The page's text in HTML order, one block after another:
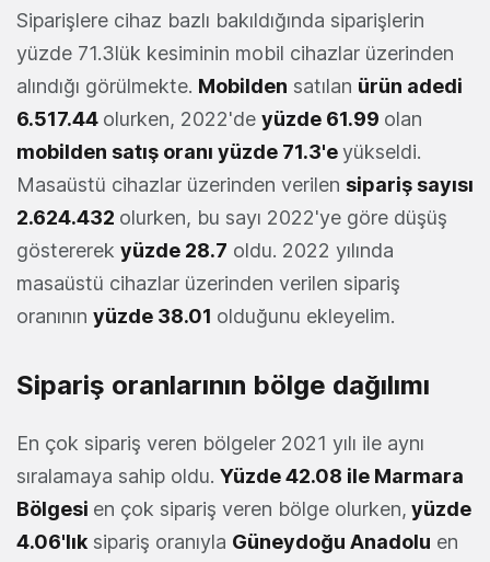
Siparişlere cihaz bazlı bakıldığında siparişlerin
yüzde 71.3lük kesiminin mobil cihazlar üzerinden
alındığı görülmekte. Mobilden satılan ürün adedi
6.517.44 olurken, 2022'de yüzde 61.99 olan
mobilden satış oranı yüzde 71.3'eyükseldi.
Masaüstü cihazlar üzerinden verilen sipariş sayısı
2.624.432 olurken, bu sayı 2022'ye göre düşüş
göstererek yüzde 28.7 oldu. 2022 yılında
masaüstü cihazlar üzerinden verilen sipariş
oranının yüzde 38.01 olduğunu ekleyelim.
Sipariş oranlarının bölge dağılımı
En çok sipariş veren bölgeler 2021 yılı ile aynı
sıralamaya sahip oldu. Yüzde 42.08 ile Marmara
Bölgesi en çok sipariş veren bölge olurken, yüzde
4.06'lık sipariş oranıyla Güneydoğu Anadolu en